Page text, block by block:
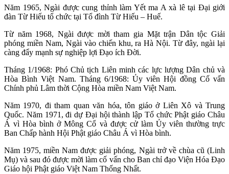
Năm 1965, Ngài được cung thỉnh làm Yết ma A xà lê tại Đại giới
đàn Từ Hiếu tổ chức tại Tổ đình Từ Hiếu – Huế.
Từ năm 1968, Ngài được mời tham gia Mặt trận Dân tộc Giải
phóng miền Nam, Ngài vào chiến khu, ra Hà Nội. Từ đây, ngài lại
càng đẩy mạnh sự nghiệp lợi Đạo ích Đời.
Tháng 1/1968: Phó Chủ tịch Liên minh các lực lượng Dân chủ và
Hòa Bình Việt Nam. Tháng 6/1968: Ủy viên Hội đồng Cố vấn
Chính phủ Lâm thời Cộng Hòa miền Nam Việt Nam.
Năm 1970, đi tham quan văn hóa, tôn giáo ở Liên Xô và Trung
Quốc. Năm 1971, đi dự Đại hội thành lập Tổ chức Phật giáo Châu
Á vì Hòa bình ở Mông Cổ và được cử làm Ủy viên thường trực
Ban Chấp hành Hội Phật giáo Châu Á vì Hòa bình.
Năm 1975, miền Nam được giải phóng, Ngài trở về chùa cũ (Linh
Mụ) và sau đó được mời làm cố vấn cho Ban chỉ đạo Viện Hóa Đạo
Giáo hội Phật giáo Việt Nam Thống Nhất.